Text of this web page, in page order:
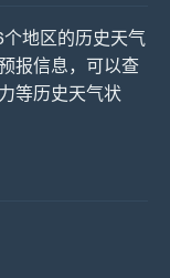
地区的历史天气
报信息，可以查
等历史天气状